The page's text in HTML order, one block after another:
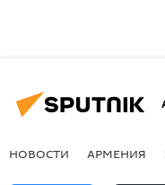
НОВОСТИ АРМЕНИЯ